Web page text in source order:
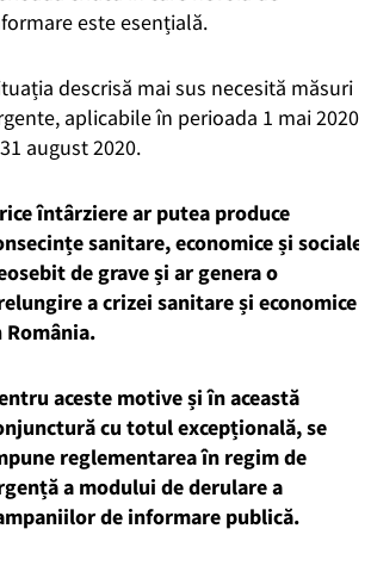
este esențială.
descrisă mai sus necesită măsuri
aplicabile în perioada 1 mai 2020
august 2020.
întârziere ar putea produce
sanitare, economice și sociale
de grave și ar genera o
a crizei sanitare și economice
România.
aceste motive și în această
cu totul excepțională, se
reglementarea în regim de
a modului de derulare a
de informare publică.